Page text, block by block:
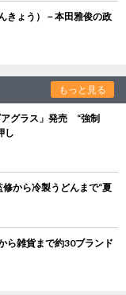
きょう）－本田雅俊の政
もっと見る
グラス」発売 “強制
し
から冷製うどんまで“夏
ら雑貨まで約30ブランド